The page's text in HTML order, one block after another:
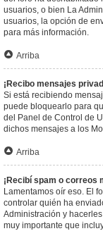
usuarios, o bien La
usuarios, la opción de
para más información.
Arriba
¡Recibo mensajes
Si está recibiendo
puede bloquearlo para
del Panel de Control de
dichos mensajes a los
Arriba
¡Recibí spam o correos
Lamentamos oír eso. El
controlar quién ha
Administración y
muy importante que